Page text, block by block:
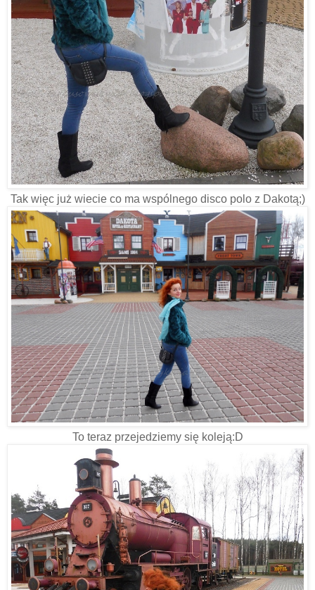
Tak więc już wiecie co ma wspólnego disco polo z Dakotą;)
To teraz przejedziemy się koleją:D